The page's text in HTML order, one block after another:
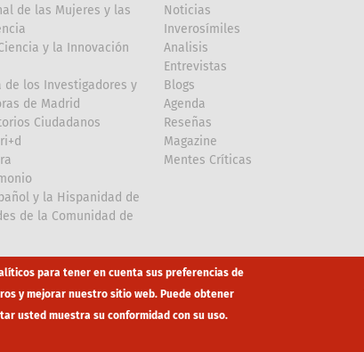
de las Mujeres y las
y la Innovación
de los Investigadores y
de Madrid
Ciudadanos
y la Hispanidad de
de la Comunidad de
Noticias
Inverosímiles
Analisis
Entrevistas
Blogs
Agenda
Reseñas
Magazine
Mentes Críticas
para tener en cuenta sus preferencias de
y mejorar nuestro sitio web. Puede obtener
usted muestra su conformidad con su uso.